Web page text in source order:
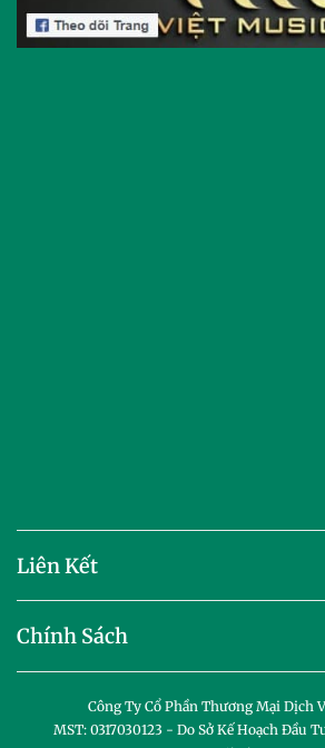
Liên Kết
Chính Sách
Công Ty Cổ Phần Thương Mại Dịch
MST: 0317030123 - Do Sở Kế Hoạch Đầu